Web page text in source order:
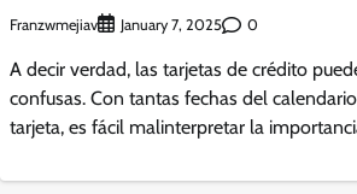
Franzwmejiav January 7, 2025 0
A decir verdad, las tarjetas de crédito
confusas. Con tantas fechas del
tarjeta, es fácil malinterpretar la